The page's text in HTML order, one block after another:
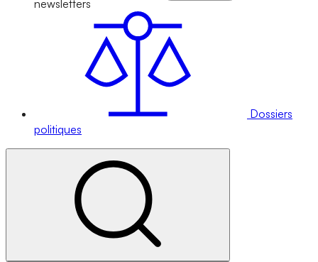
newsletters
Dossiers
politiques